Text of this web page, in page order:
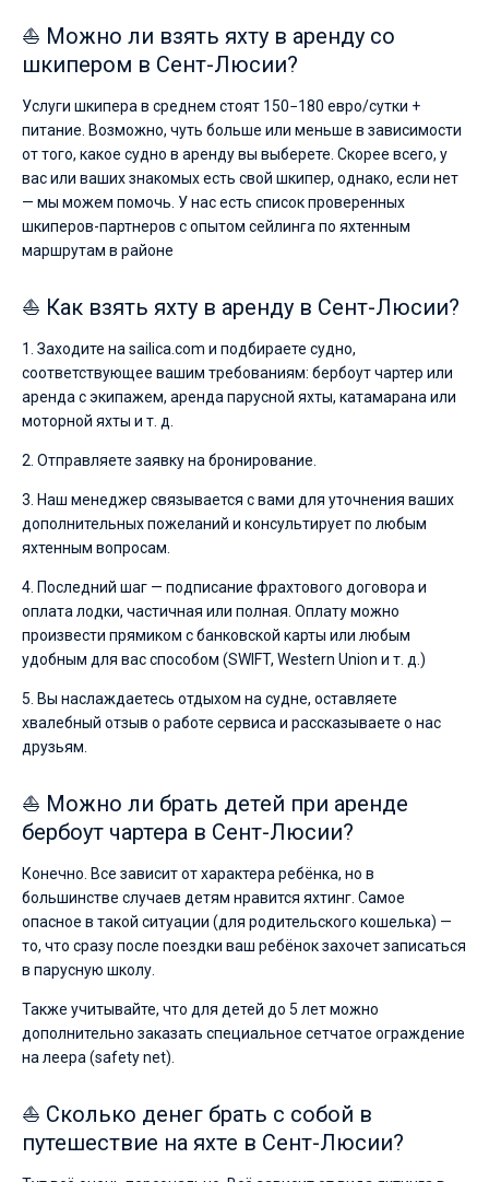
⛵ Можно ли взять яхту в аренду со
шкипером в Сент-Люсии?
Услуги шкипера в среднем стоят 150−180 евро/сутки +
питание. Возможно, чуть больше или меньше в зависимости
от того, какое судно в аренду вы выберете. Скорее всего, у
вас или ваших знакомых есть свой шкипер, однако, если нет
— мы можем помочь. У нас есть список проверенных
шкиперов-партнеров с опытом сейлинга по яхтенным
маршрутам в районе
⛵ Как взять яхту в аренду в Сент-Люсии?
1. Заходите на sailica.com и подбираете судно,
соответствующее вашим требованиям: бербоут чартер или
аренда с экипажем, аренда парусной яхты, катамарана или
моторной яхты и т. д.
2. Отправляете заявку на бронирование.
3. Наш менеджер связывается с вами для уточнения ваших
дополнительных пожеланий и консультирует по любым
яхтенным вопросам.
4. Последний шаг — подписание фрахтового договора и
оплата лодки, частичная или полная. Оплату можно
произвести прямиком с банковской карты или любым
удобным для вас способом (SWIFT, Western Union и т. д.)
5. Вы наслаждаетесь отдыхом на судне, оставляете
хвалебный отзыв о работе сервиса и рассказываете о нас
друзьям.
⛵ Можно ли брать детей при аренде
бербоут чартера в Сент-Люсии?
Конечно. Все зависит от характера ребёнка, но в
большинстве случаев детям нравится яхтинг. Самое
опасное в такой ситуации (для родительского кошелька) —
то, что сразу после поездки ваш ребёнок захочет записаться
в парусную школу.
Также учитывайте, что для детей до 5 лет можно
дополнительно заказать специальное сетчатое ограждение
на леера (safety net).
⛵ Сколько денег брать с собой в
путешествие на яхте в Сент-Люсии?